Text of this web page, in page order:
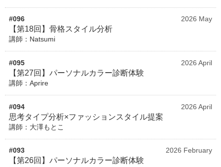
#096 2026 May
【第18回】骨格スタイル分析
講師：Natsumi
#095 2026 April
【第27回】パーソナルカラー診断体験
講師：Aprire
#094 2026 April
思考タイプ分析×ファッションスタイル提案
講師：大澤もとこ
#093 2026 February
【第26回】パーソナルカラー診断体験